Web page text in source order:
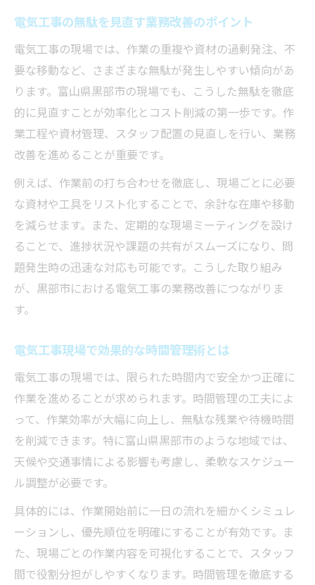
最新設備を活用した省エネ電気工事術
電気工事現場で省エネを進める実践例
省エネと電気工事を両立させる考え方
電気工事の省エネ対策アイデア集
持続可能な社会へ繋げる無駄対策のコツ
電気工事が貢献する持続可能な社会づくり
電気工事現場で実践できる廃棄物削減策
資源循環を意識した電気工事の工夫とは
電気工事の無駄抑制で地域貢献を目指す
効率的な作業で電気工事を最適化する方法
段取り力で変わる電気工事作業の質
電気工事の現場改善事例に学ぶ工夫
作業効率を意識した電気工事設計のコツ
環境規制に対応した電気工事効率アップ術
電気工事の環境規制最新動向と対応策
環境規制に強い電気工事現場の工夫
環境対応型電気工事のメリットを解説
電気工事におけるコスト削減の実践知識
材料費削減につながる電気工事の工夫
電気工事の無駄を見直す業務改善のポイント
電気工事の現場では、作業の重複や資材の過剰発注、不
要な移動など、さまざまな無駄が発生しやすい傾向があ
ります。富山県黒部市の現場でも、こうした無駄を徹底
的に見直すことが効率化とコスト削減の第一歩です。作
業工程や資材管理、スタッフ配置の見直しを行い、業務
改善を進めることが重要です。
例えば、作業前の打ち合わせを徹底し、現場ごとに必要
な資材や工具をリスト化することで、余計な在庫や移動
を減らせます。また、定期的な現場ミーティングを設け
ることで、進捗状況や課題の共有がスムーズになり、問
題発生時の迅速な対応も可能です。こうした取り組み
が、黒部市における電気工事の業務改善につながりま
す。
電気工事現場で効果的な時間管理術とは
電気工事の現場では、限られた時間内で安全かつ正確に
作業を進めることが求められます。時間管理の工夫によ
って、作業効率が大幅に向上し、無駄な残業や待機時間
を削減できます。特に富山県黒部市のような地域では、
天候や交通事情による影響も考慮し、柔軟なスケジュー
ル調整が必要です。
具体的には、作業開始前に一日の流れを細かくシミュレ
ーションし、優先順位を明確にすることが有効です。ま
た、現場ごとの作業内容を可視化することで、スタッフ
間で役割分担がしやすくなります。時間管理を徹底する